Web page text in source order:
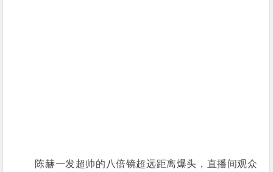
陈赫一发超帅的八倍镜超远距离爆头，直播间观众